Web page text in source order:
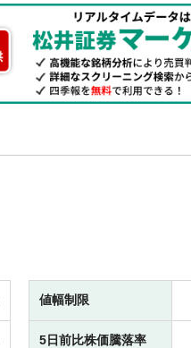
値幅制限
5日前比株価騰落率